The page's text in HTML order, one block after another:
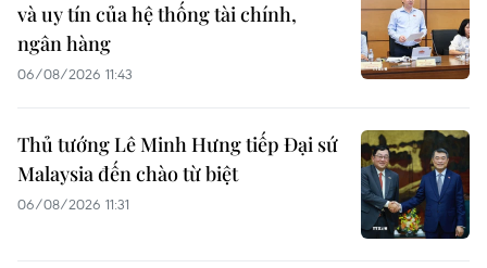
và uy tín của hệ thống tài chính,
ngân hàng
06/08/2026 11:43
Thủ tướng Lê Minh Hưng tiếp Đại sứ
Malaysia đến chào từ biệt
06/08/2026 11:31